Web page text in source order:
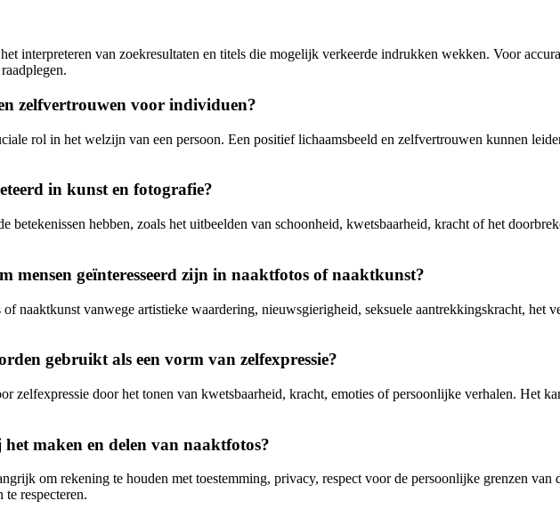
interpreteren van zoekresultaten en titels die mogelijk verkeerde indrukken wekken. Voor
zelfvertrouwen voor individuen?
rol in het welzijn van een persoon. Een positief lichaamsbeeld en zelfvertrouwen kunnen
in kunst en fotografie?
betekenissen hebben, zoals het uitbeelden van schoonheid, kwetsbaarheid, kracht of het
mensen geïnteresseerd zijn in naaktfotos of naaktkunst?
naaktkunst vanwege artistieke waardering, nieuwsgierigheid, seksuele aantrekkingskracht, het
gebruikt als een vorm van zelfexpressie?
zelfexpressie door het tonen van kwetsbaarheid, kracht, emoties of persoonlijke verhalen. Het
maken en delen van naaktfotos?
om rekening te houden met toestemming, privacy, respect voor de persoonlijke grenzen
te respecteren.